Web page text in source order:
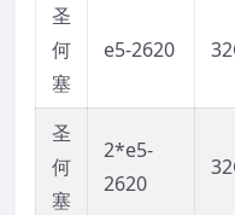
圣
何
塞
e5-2620
圣
何
塞
2*e5-
2620